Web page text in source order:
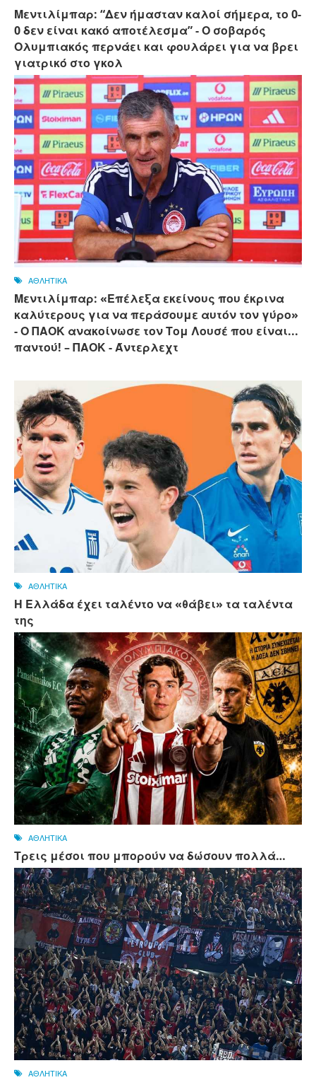
Μεντιλίμπαρ: “Δεν ήμασταν καλοί σήμερα, το 0-
0 δεν είναι κακό αποτέλεσμα” - Ο σοβαρός
Ολυμπιακός περνάει και φουλάρει για να βρει
γιατρικό στο γκολ
ΑΘΛΗΤΙΚΑ
Μεντιλίμπαρ: «Επέλεξα εκείνους που έκρινα
καλύτερους για να περάσουμε αυτόν τον γύρο»
- Ο ΠΑΟΚ ανακοίνωσε τον Τομ Λουσέ που είναι...
παντού! – ΠΑΟΚ - Άντερλεχτ
ΑΘΛΗΤΙΚΑ
Η Ελλάδα έχει ταλέντο να «θάβει» τα ταλέντα
της
ΑΘΛΗΤΙΚΑ
Τρεις μέσοι που μπορούν να δώσουν πολλά…
ΑΘΛΗΤΙΚΑ